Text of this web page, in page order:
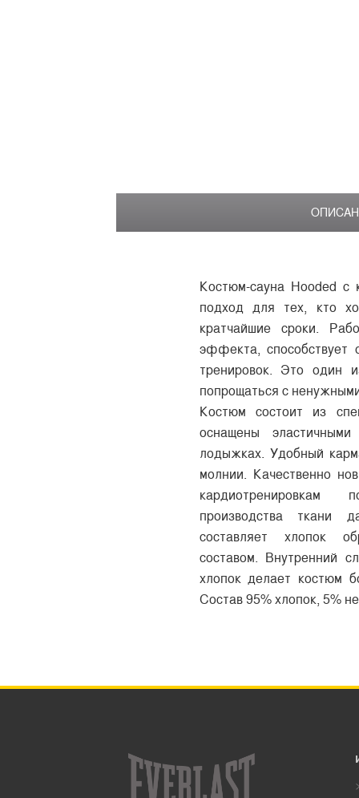
Костюм-сауна Hooded с
подход для тех, кто
кратчайшие сроки.
эффекта, способствует
тренировок. Это один
попрощаться с
Костюм состоит из
оснащены
лодыжках. Удобный
молнии. Качественно
кардиотренировкам
производства ткани
составляет хлопок
составом. Внутренний
хлопок делает костюм
Состав 95% хлопок, 5%